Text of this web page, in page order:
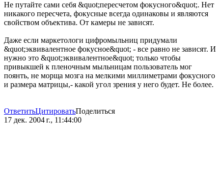
Не путайте сами себя &quot;пересчетом фокусного&quot;. Нет
никакого пересчета, фокусные всегда одинаковы и являются
свойством объектива. От камеры не зависят.
Даже если маркетологи цифромыльниц придумали
&quot;эквивалентное фокусное&quot; - все равно не зависят. И
нужно это &quot;эквивалентное&quot; только чтобы
привыкшей к пленочным мыльницам пользователь мог
поянть, не морща мозга на мелкими миллиметрами фокусного
и размера матрицы,- какой угол зрения у него будет. Не более.
ОтветитьЦитироватьПоделиться
17 дек. 2004 г., 11:44:00